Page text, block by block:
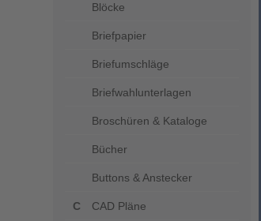
Blöcke
Briefpapier
Briefumschläge
Briefwahlunterlagen
Broschüren & Kataloge
Bücher
Buttons & Anstecker
CAD Pläne